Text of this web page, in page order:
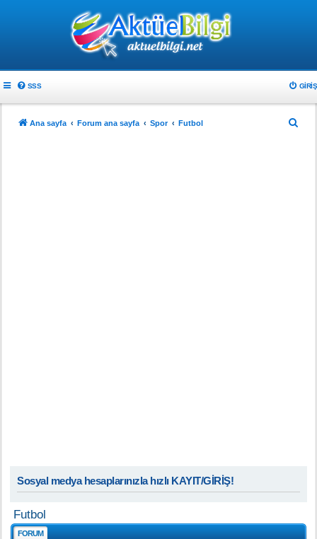
SSS GIRIŞ
Ana sayfa Forum ana sayfa Spor Futbol
Sosyal medya hesaplarınızla hızlı KAYIT/GİRİŞ!
Futbol
FORUM